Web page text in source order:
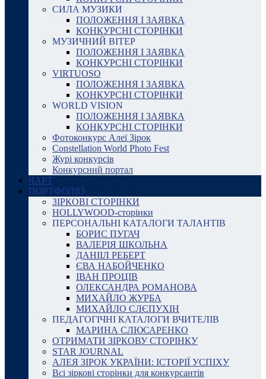
СИЛА МУЗИКИ
ПОЛОЖЕННЯ І ЗАЯВКА
КОНКУРСНІ СТОРІНКИ
МУЗИЧНИЙ ВІТЕР
ПОЛОЖЕННЯ І ЗАЯВКА
КОНКУРСНІ СТОРІНКИ
VIRTUOSO
ПОЛОЖЕННЯ І ЗАЯВКА
КОНКУРСНІ СТОРІНКИ
WORLD VISION
ПОЛОЖЕННЯ І ЗАЯВКА
КОНКУРСНІ СТОРІНКИ
Фотоконкурс Алеї Зірок
Constellation World Photo Fest
Журі конкурсів
Конкурсний портал
ЧАРТ
ПОРТФОЛІО
ЗІРКОВІ СТОРІНКИ
HOLLYWOOD-сторінки
ПЕРСОНАЛЬНІ КАТАЛОГИ ТАЛАНТІВ
БОРИС ПУГАЧ
ВАЛЕРІЯ ШКОЛЬНА
ДАНІІЛ РЕБЕРТ
ЄВА НАБОЙЧЕНКО
ІВАН ПРОЦІВ
ОЛЕКСАНДРА РОМАНОВА
МИХАЙЛО ЖУРБА
МИХАЙЛО СЛЄПУХІН
ПЕДАГОГІЧНІ КАТАЛОГИ ВЧИТЕЛІВ
МАРИНА СЛЮСАРЕНКО
ОТРИМАТИ ЗІРКОВУ СТОРІНКУ
STAR JOURNAL
АЛЕЯ ЗІРОК УКРАЇНИ: ІСТОРІЇ УСПІХУ
Всі зіркові сторінки для конкурсантів